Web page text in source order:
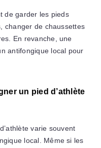
de garder les pieds
changer de chaussettes
En revanche, une
antifongique local pour
un pied d’athlète
varie souvent
local. Même si les